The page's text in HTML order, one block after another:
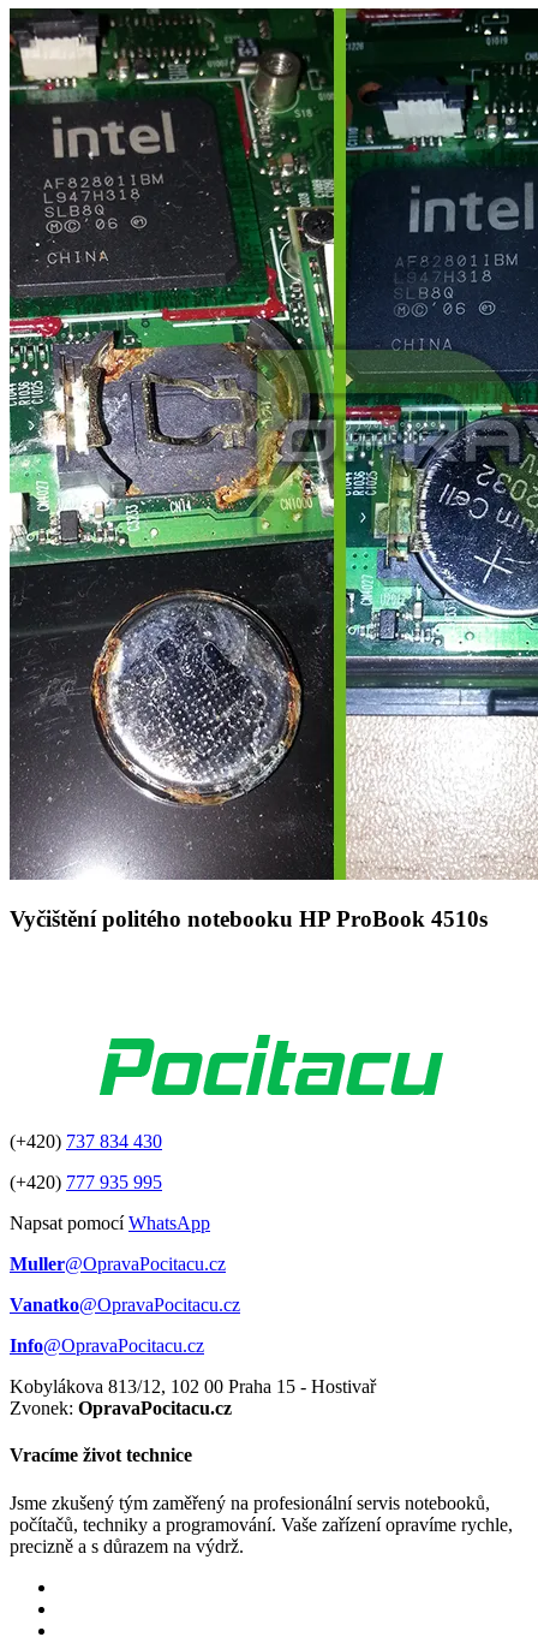
Vyčištění politého notebooku HP ProBook 4510s
(+420) 737 834 430
(+420) 777 935 995
Napsat pomocíWhatsApp
Muller@OpravaPocitacu.cz
Vanatko@OpravaPocitacu.cz
Info@OpravaPocitacu.cz
Kobylákova 813/12, 102 00 Praha 15 - Hostivař
Zvonek: OpravaPocitacu.cz
Vracíme život technice
Jsme zkušený tým zaměřený na profesionální servis notebooků,
počítačů, techniky a programování. Vaše zařízení opravíme rychle,
precizně a s důrazem na výdrž.